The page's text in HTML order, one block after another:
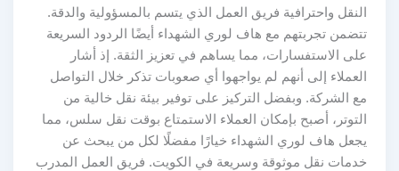
النقل واحترافية فريق العمل الذي يتسم بالمسؤولية والدقة.
تتضمن تجربتهم مع هاف لوري الشهداء أيضًا الردود السريعة
على الاستفسارات، مما يساهم في تعزيز الثقة. إذ أشار
العملاء إلى أنهم لم يواجهوا أي صعوبات تذكر خلال التواصل
مع الشركة. وبفضل التركيز على توفير بيئة نقل خالية من
التوتر، أصبح بإمكان العملاء الاستمتاع بوقت نقل سلس، مما
يجعل هاف لوري الشهداء خيارًا مفضلًا لكل من يبحث عن
خدمات نقل موثوقة وسريعة في الكويت. فريق العمل المدرب